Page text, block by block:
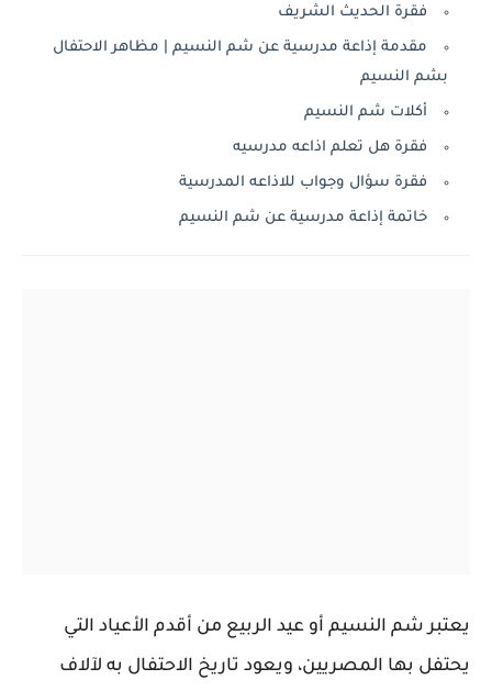
فقرة الحديث الشريف
مقدمة إذاعة مدرسية عن شم النسيم | مظاهر الاحتفال
بشم النسيم
أكلات شم النسيم
فقرة هل تعلم اذاعه مدرسيه
فقرة سؤال وجواب للاذاعه المدرسية
خاتمة إذاعة مدرسية عن شم النسيم
يعتبر شم النسيم أو عيد الربيع من أقدم الأعياد التي
يحتفل بها المصريين، ويعود تاريخ الاحتفال به لآلاف